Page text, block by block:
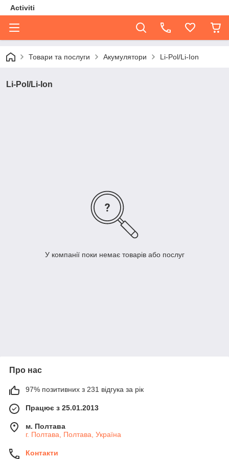
Activiti
Товари та послуги Акумулятори Li-Pol/Li-Ion
Li-Pol/Li-Ion
У компанії поки немає товарів або послуг
Про нас
97% позитивних з 231 відгука за рік
Працює з 25.01.2013
м. Полтава
г. Полтава, Полтава, Україна
Контакти